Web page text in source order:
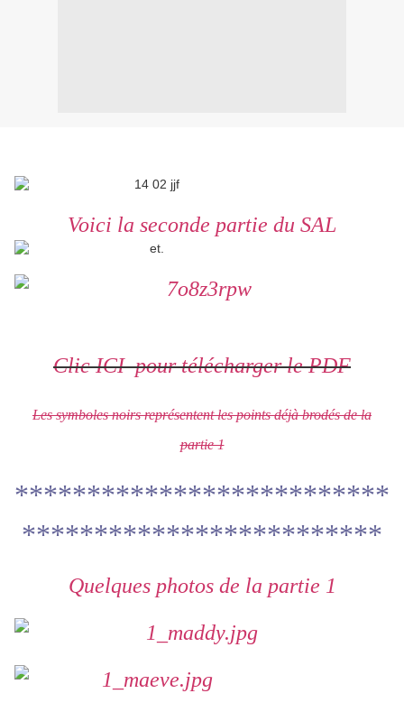
Voici la seconde partie du SAL
Clic ICI pour télécharger le PDF
Les symboles noirs représentent les points déjà brodés de la
partie 1
**************************
*************************
Quelques photos de la partie 1